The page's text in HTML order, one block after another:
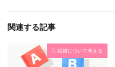
関連する記事
結婚について考える